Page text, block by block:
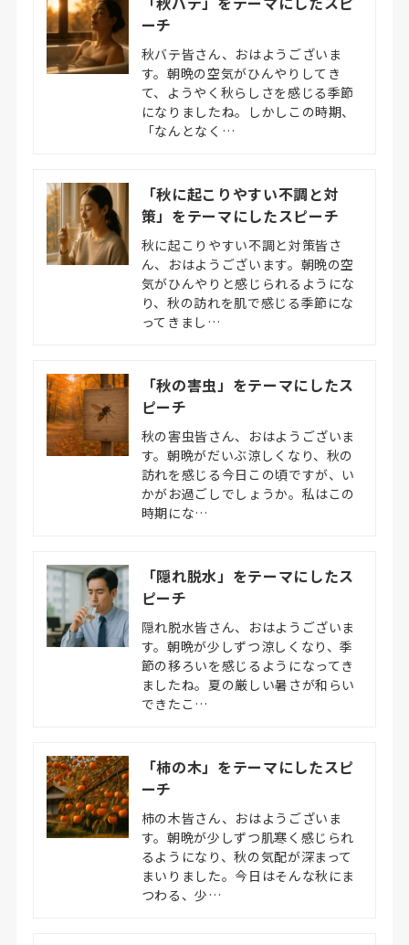
ーチ
秋バテ皆さん、おはようございま
す。朝晩の空気がひんやりしてき
て、ようやく秋らしさを感じる季節
になりましたね。しかしこの時期、
「なんとなく…
「秋に起こりやすい不調と対
策」をテーマにしたスピーチ
秋に起こりやすい不調と対策皆さ
ん、おはようございます。朝晩の空
気がひんやりと感じられるようにな
り、秋の訪れを肌で感じる季節にな
ってきまし…
「秋の害虫」をテーマにしたス
ピーチ
秋の害虫皆さん、おはようございま
す。朝晩がだいぶ涼しくなり、秋の
訪れを感じる今日この頃ですが、い
かがお過ごしでしょうか。私はこの
時期にな…
「隠れ脱水」をテーマにしたス
ピーチ
隠れ脱水皆さん、おはようございま
す。朝晩が少しずつ涼しくなり、季
節の移ろいを感じるようになってき
ましたね。夏の厳しい暑さが和らい
できたこ…
「柿の木」をテーマにしたスピ
ーチ
柿の木皆さん、おはようございま
す。朝晩が少しずつ肌寒く感じられ
るようになり、秋の気配が深まって
まいりました。今日はそんな秋にま
つわる、少…